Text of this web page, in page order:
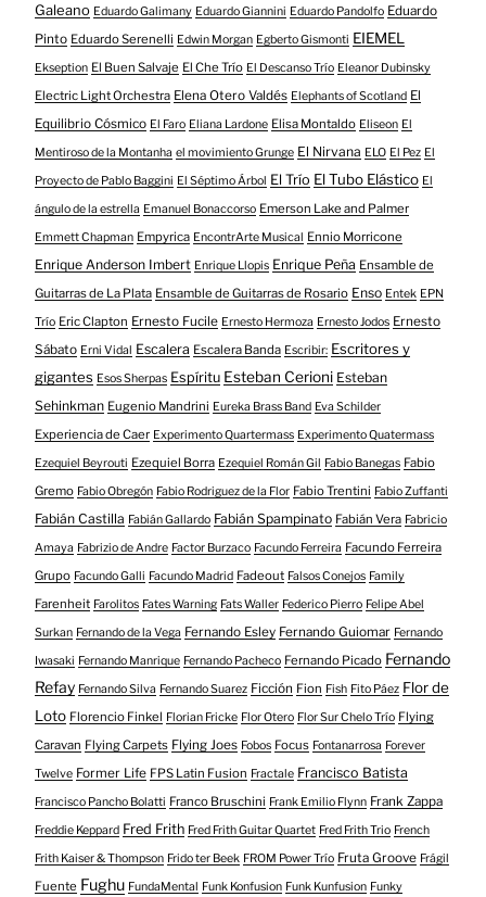
Galeano Eduardo Galimany Eduardo Giannini Eduardo Pandolfo Eduardo
Pinto Eduardo Serenelli Edwin Morgan Egberto Gismonti EIEMEL
Ekseption El Buen Salvaje El Che Trío El Descanso Trío Eleanor Dubinsky
Electric Light Orchestra Elena Otero Valdés Elephants of Scotland El
Equilibrio Cósmico El Faro Eliana Lardone Elisa Montaldo Eliseon El
Mentiroso de la Montanha el movimiento Grunge El Nirvana ELO El Pez El
Proyecto de Pablo Baggini El Séptimo Árbol El Trío El Tubo Elástico El
ángulo de la estrella Emanuel Bonaccorso Emerson Lake and Palmer
Emmett Chapman Empyrica EncontrArte Musical Ennio Morricone
Enrique Anderson Imbert Enrique Llopis Enrique Peña Ensamble de
Guitarras de La Plata Ensamble de Guitarras de Rosario Enso Entek EPN
Trío Eric Clapton Ernesto Fucile Ernesto Hermoza Ernesto Jodos Ernesto
Sábato Erni Vidal Escalera Escalera Banda Escribir: Escritores y
gigantes Esos Sherpas Espíritu Esteban Cerioni Esteban
Sehinkman Eugenio Mandrini Eureka Brass Band Eva Schilder
Experiencia de Caer Experimento Quartermass Experimento Quatermass
Ezequiel Beyrouti Ezequiel Borra Ezequiel Román Gil Fabio Banegas Fabio
Gremo Fabio Obregón Fabio Rodriguez de la Flor Fabio Trentini Fabio Zuffanti
Fabián Castilla Fabián Gallardo Fabián Spampinato Fabián Vera Fabricio
Amaya Fabrizio de Andre Factor Burzaco Facundo Ferreira Facundo Ferreira
Grupo Facundo Galli Facundo Madrid Fadeout Falsos Conejos Family
Farenheit Farolitos Fates Warning Fats Waller Federico Pierro Felipe Abel
Surkan Fernando de la Vega Fernando Esley Fernando Guiomar Fernando
Iwasaki Fernando Manrique Fernando Pacheco Fernando Picado Fernando
Refay Fernando Silva Fernando Suarez Ficción Fion Fish Fito Páez Flor de
Loto Florencio Finkel Florian Fricke Flor Otero Flor Sur Chelo Trío Flying
Caravan Flying Carpets Flying Joes Fobos Focus Fontanarrosa Forever
Twelve Former Life FPS Latin Fusion Fractale Francisco Batista
Francisco Pancho Bolatti Franco Bruschini Frank Emilio Flynn Frank Zappa
Freddie Keppard Fred Frith Fred Frith Guitar Quartet Fred Frith Trio French
Frith Kaiser & Thompson Frido ter Beek FROM Power Trío Fruta Groove Frágil
Fuente Fughu FundaMental Funk Konfusion Funk Kunfusion Funky